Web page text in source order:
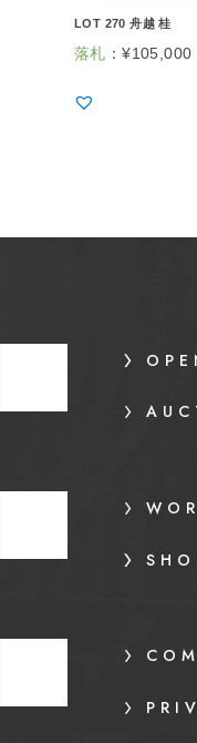
LOT 270 舟越 桂
落札 ：¥105,000